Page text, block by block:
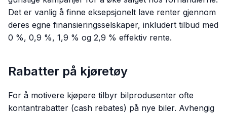
Det er vanlig å finne eksepsjonelt lave renter gjennom
deres egne finansieringsselskaper, inkludert tilbud med
0 %, 0,9 %, 1,9 % og 2,9 % effektiv rente.
Rabatter på kjøretøy
For å motivere kjøpere tilbyr bilprodusenter ofte
kontantrabatter (cash rebates) på nye biler. Avhengig